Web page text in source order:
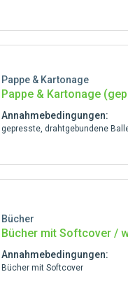
Pappe & Kartonage
Pappe & Kartonage
Annahmebedingungen:
gepresste, drahtgebundene
Bücher
Bücher mit Softcover /
Annahmebedingungen:
Bücher mit Softcover